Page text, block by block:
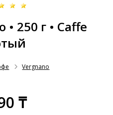
250 г • Caffe
Vergnano
₸